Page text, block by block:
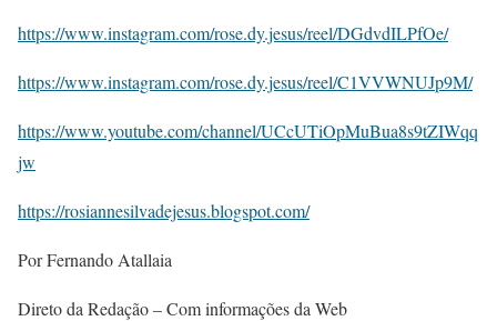
https://www.instagram.com/rose.dy.jesus/reel/DGdvdILPfOe/
https://www.instagram.com/rose.dy.jesus/reel/C1VVWNUJp9M/
https://www.youtube.com/channel/UCcUTiOpMuBua8s9tZIWqq
jw
https://rosiannesilvadejesus.blogspot.com/
Por Fernando Atallaia
Direto da Redação – Com informações da Web